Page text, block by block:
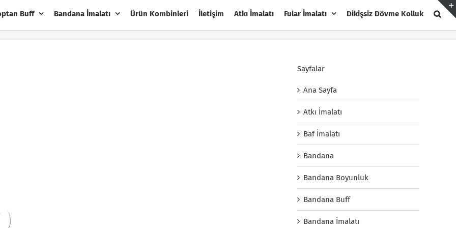
Buff Bandana İmalatı Ürün Kombinleri İletişim Atkı İmalatı Fular İmalatı Dikişsiz Dövme Kolluk
Sayfalar
Ana Sayfa
Atkı İmalatı
Baf İmalatı
Bandana
Bandana Boyunluk
Bandana Buff
Bandana İmalatı